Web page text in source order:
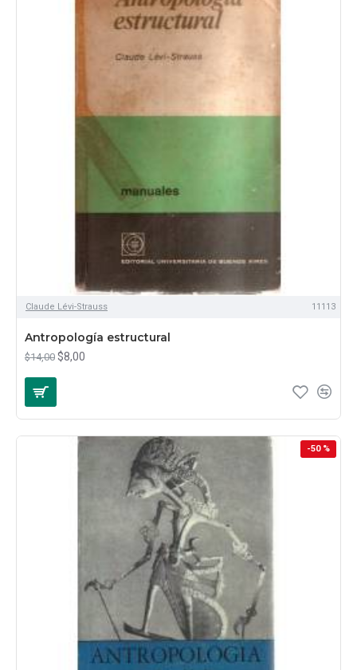
Claude Lévi-Strauss 11113
Antropología estructural
$14,00 $8,00
-50 %